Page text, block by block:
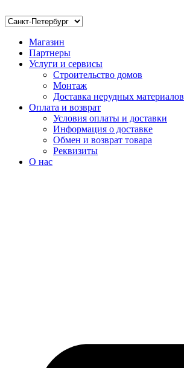
Магазин
Партнеры
Услуги и сервисы
Строительство домов
Монтаж
Доставка нерудных материалов
Оплата и возврат
Условия оплаты и доставки
Информация о доставке
Обмен и возврат товара
Реквизиты
О нас